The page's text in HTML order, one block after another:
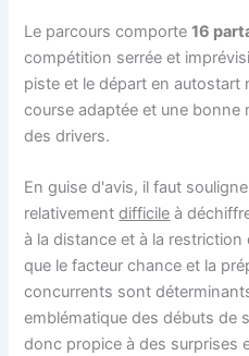
Le parcours comporte16
compétition serrée et
piste et le départ en autostart
course adaptée et une bonne
des drivers.
En guise d'avis, il faut
relativementdifficile à
à la distance et à la
que le facteur chance et la
concurrents sont
emblématique des débuts de
donc propice à des surprises